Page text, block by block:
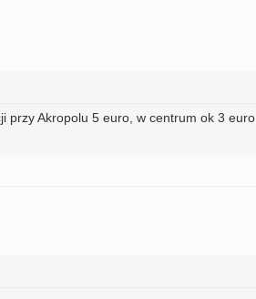
Akropolu 5 euro, w centrum ok 3 euro,